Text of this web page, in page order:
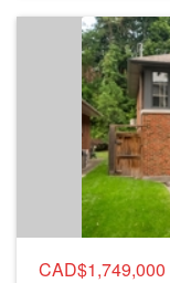
CAD$1,749,000